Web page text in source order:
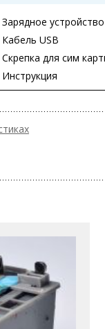
Зарядное устройство
Кабель USB
Скрепка для сим
Инструкция